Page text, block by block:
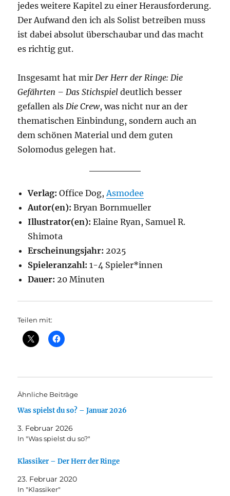
jedes weitere Kapitel zu einer Herausforderung.
Der Aufwand den ich als Solist betreiben muss
ist dabei absolut überschaubar und das macht
es richtig gut.
Insgesamt hat mir Der Herr der Ringe: Die
Gefährten – Das Stichspiel deutlich besser
gefallen alsDie Crew, was nicht nur an der
thematischen Einbindung, sondern auch an
dem schönen Material und dem guten
Solomodus gelegen hat.
Verlag:Office Dog,Asmodee
Autor(en): Bryan Bornmueller
Illustrator(en):Elaine Ryan, Samuel R.
Shimota
Erscheinungsjahr: 2025
Spieleranzahl: 1-4 Spieler*innen
Dauer: 20 Minuten
Teilen mit:
Ähnliche Beiträge
Was spielst du so? – Januar 2026
3. Februar 2026
In "Was spielst du so?"
Klassiker – Der Herr der Ringe
23. Februar 2020
In "Klassiker"